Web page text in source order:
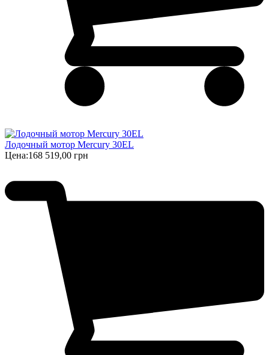
Лодочный мотор Mercury 30EL
Цена:168 519,00 грн